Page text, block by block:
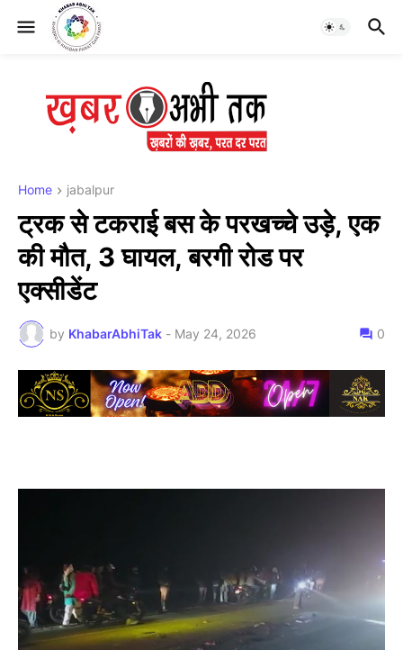
Home jabalpur
ट्रक से टकराई बस के परखच्चे उड़े, एक
की मौत, 3 घायल, बरगी रोड पर
एक्सीडेंट
by KhabarAbhiTak - May 24, 2026 0